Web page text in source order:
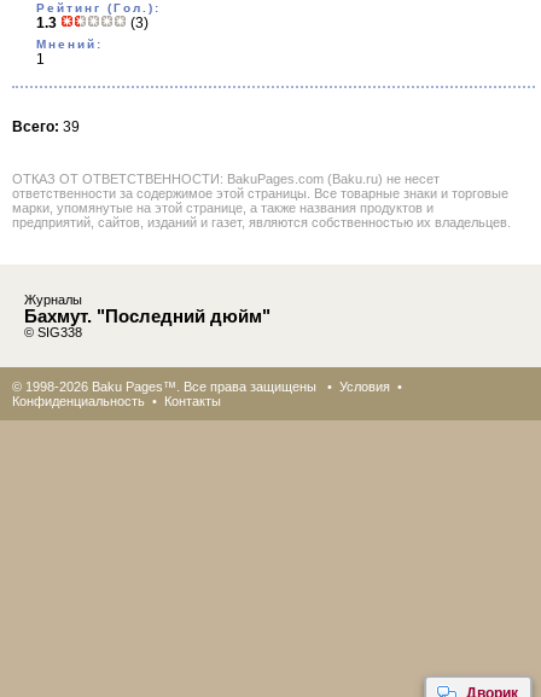
Рейтинг (Гол.):
1.3 (3)
Мнений:
1
Всего: 39
ОТКАЗ ОТ ОТВЕТСТВЕННОСТИ: BakuPages.com (Baku.ru) не несет
ответственности за содержимое этой страницы. Все товарные знаки и торговые
марки, упомянутые на этой странице, а также названия продуктов и
предприятий, сайтов, изданий и газет, являются собственностью их владельцев.
Дворик
Журналы
Бахмут. "Последний дюйм"
© SIG338
© 1998-2026 Baku Pages™. Все права защищены • Условия •
Конфиденциальность • Контакты